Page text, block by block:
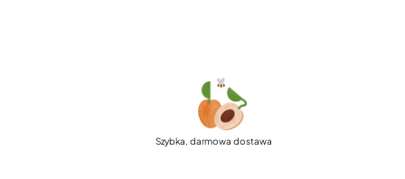
Szybka, darmowa dostawa